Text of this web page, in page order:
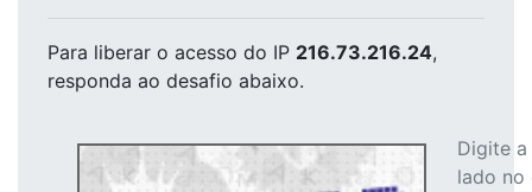
Para liberar o acesso do IP 216.73.216.24,
responda ao desafio abaixo.
Digite
lado no